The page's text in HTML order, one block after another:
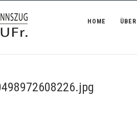
Hofheim
HOME